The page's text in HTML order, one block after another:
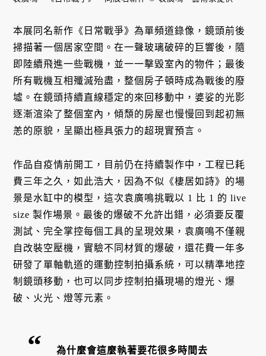
本展同名新作《日常戰爭》為單頻道錄像，鏡頭前後
掃描著一個居家空間。在一聲玻璃破碎的巨響後，隨
即陸續飛進一些戰機，並一一擊毀室內的物件；最後
所有戰機互相殲滅殆盡，整個房子頓時成為戰後的廢
墟。在鏡頭持續直線穩定的來回移動中，婆娑的光影
逐漸渲染了整個室內，傾頹的房屋也慢慢回到起初無
恙的原貌，呈顯出極具張力的超現實預言。
作品自疫情前開工，目前仍在持續製作中，工程已耗
費三年之久，如此浩大，因為不似《棲居如詩》的場
景是水缸中的模型，這次袁廣鳴挑戰以 1 比 1 的 live
size 製作場景。最後的爆破不允許出錯，必須要反覆
測試、完全掌控每個工具的呈現效果，袁廣鳴不僅親
自改裝空壓機，實驗不同材質的爆破，還花費一年多
研發了單軸軌道的運動控制拍攝系統，可以精準地控
制鏡頭移動，也可以同步控制拍攝現場的燈光、爆
破、火光、燈等元素。
為什麼會這麼執著要花很多時間去